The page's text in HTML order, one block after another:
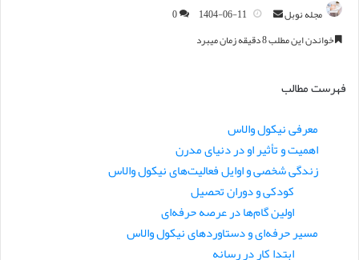
مجله نوبل
ی
م
ی
ل
1404-06-11
0
خواندن این مطلب 8 دقیقه زمان میبرد
فهرست مطالب
معرفی نیکول والاس
اهمیت و تأثیر او در دنیای مدرن
زندگی شخصی و اوایل فعالیت‌های نیکول والاس
کودکی و دوران تحصیل
اولین گام‌ها در عرصه حرفه‌ای
مسیر حرفه‌ای و دستاوردهای نیکول والاس
ابتدا کار در رسانه